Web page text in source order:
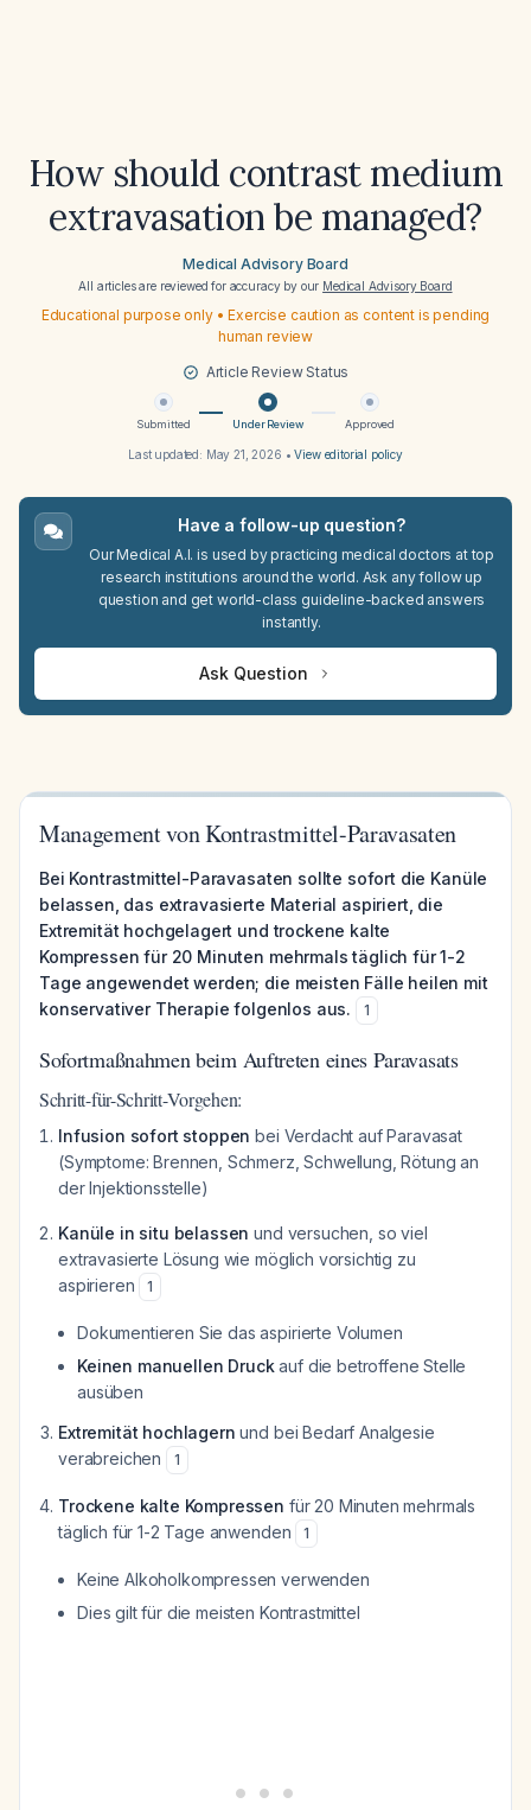
How should contrast medium
extravasation be managed?
Medical Advisory Board
All articles are reviewed for accuracy by our Medical Advisory Board
Educational purpose only • Exercise caution as content is pending
human review
Article Review Status
Submitted Under Review Approved
Last updated: May 21, 2026 •View editorial policy
Have a follow-up question?
Our Medical A.I. is used by practicing medical doctors at top
research institutions around the world. Ask any follow up
question and get world-class guideline-backed answers
instantly.
Ask Question
Management von Kontrastmittel-Paravasaten
Bei Kontrastmittel-Paravasaten sollte sofort die Kanüle
belassen, das extravasierte Material aspiriert, die
Extremität hochgelagert und trockene kalte
Kompressen für 20 Minuten mehrmals täglich für 1-2
Tage angewendet werden; die meisten Fälle heilen mit
konservativer Therapie folgenlos aus.
1
Sofortmaßnahmen beim Auftreten eines Paravasats
Schritt-für-Schritt-Vorgehen:
Infusion sofort stoppen bei Verdacht auf Paravasat
(Symptome: Brennen, Schmerz, Schwellung, Rötung an
der Injektionsstelle)
Kanüle in situ belassen und versuchen, so viel
extravasierte Lösung wie möglich vorsichtig zu
aspirieren
1
Dokumentieren Sie das aspirierte Volumen
Keinen manuellen Druckauf die betroffene Stelle
ausüben
Extremität hochlagern und bei Bedarf Analgesie
verabreichen
1
Trockene kalte Kompressen für 20 Minuten mehrmals
täglich für 1-2 Tage anwenden
1
Keine Alkoholkompressen verwenden
Dies gilt für die meisten Kontrastmittel